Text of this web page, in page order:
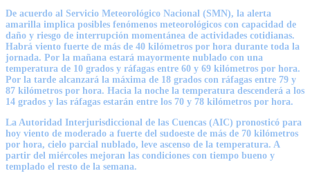
De acuerdo al Servicio Meteorológico Nacional (SMN), la alerta
amarilla implica posibles fenómenos meteorológicos con capacidad de
daño y riesgo de interrupción momentánea de actividades cotidianas.
Habrá viento fuerte de más de 40 kilómetros por hora durante toda la
jornada. Por la mañana estará mayormente nublado con una
temperatura de 10 grados y ráfagas entre 60 y 69 kilómetros por hora.
Por la tarde alcanzará la máxima de 18 grados con ráfagas entre 79 y
87 kilómetros por hora. Hacia la noche la temperatura descenderá a los
14 grados y las ráfagas estarán entre los 70 y 78 kilómetros por hora.
La Autoridad Interjurisdiccional de las Cuencas (AIC) pronosticó para
hoy viento de moderado a fuerte del sudoeste de más de 70 kilómetros
por hora, cielo parcial nublado, leve ascenso de la temperatura. A
partir del miércoles mejoran las condiciones con tiempo bueno y
templado el resto de la semana.